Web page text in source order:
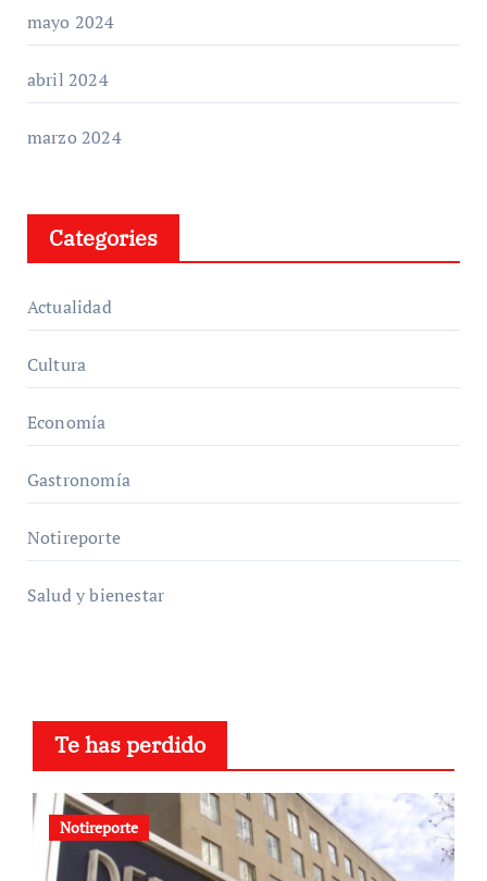
mayo 2024
abril 2024
marzo 2024
Categories
Actualidad
Cultura
Economía
Gastronomía
Notireporte
Salud y bienestar
Te has perdido
Notireporte